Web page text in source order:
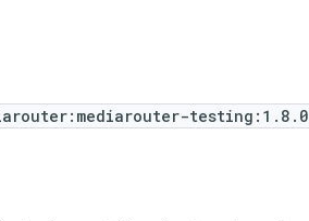
testing:1.8.0